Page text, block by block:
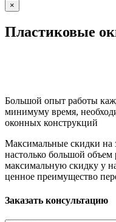
×
Пластиковые
Большой опыт работы
минимуму время,
оконных конструкций
Максимальные скидки на
настолько большой объем
максимальную скидку у
ценное преимущество
Заказать консультацию